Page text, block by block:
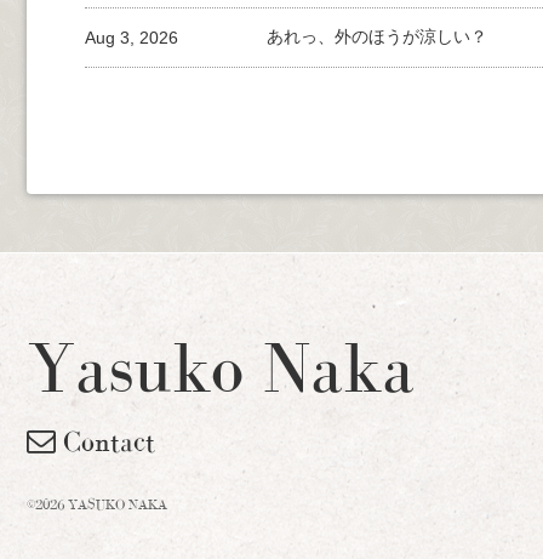
あれっ、外のほうが涼しい？
Aug 3, 2026
Yasuko Naka
Contact
©2026 YASUKO NAKA